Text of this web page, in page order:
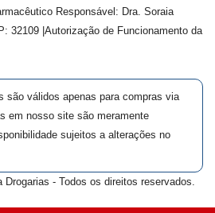
Responsável: Dra. Soraia
32109 |Autorização de Funcionamento da
são válidos apenas para compras via
em nosso site são meramente
sujeitos a alterações no
- Todos os direitos reservados.